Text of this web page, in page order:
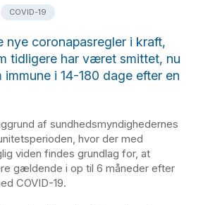
COVID-19
nye coronapasregler i kraft,
tidligere har været smittet, nu
i 14-180 dage efter en
af sundhedsmyndighedernes
hvor der med
viden findes grundlag for, at
gældende i op til 6 måneder efter
COVID-19.